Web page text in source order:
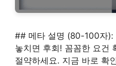
## 메타 설명 (80-100자):
놓치면 후회! 꼼꼼한 요건
절약하세요. 지금 바로 확